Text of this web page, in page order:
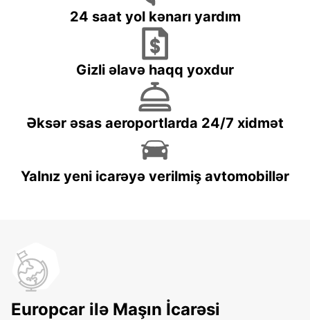
24 saat yol kənarı yardım
Gizli əlavə haqq yoxdur
Əksər əsas aeroportlarda 24/7 xidmət
Yalnız yeni icarəyə verilmiş avtomobillər
Europcar ilə Maşın İcarəsi